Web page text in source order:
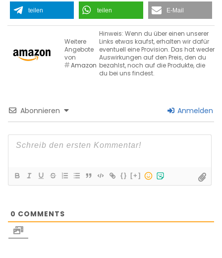
teilen teilen E-Mail
Weitere
Angebote
von
Amazon
Hinweis: Wenn du über einen unserer
Links etwas kaufst, erhalten wir dafür
eventuell eine Provision. Das hat weder
Auswirkungen auf den Preis, den du
bezahlst, noch auf die Produkte, die
du bei uns findest.
Abonnieren Anmelden
{} [+]
0 COMMENTS